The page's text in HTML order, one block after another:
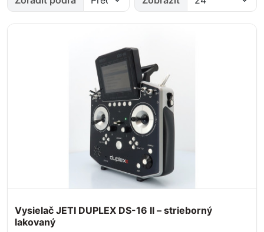
Vysielač JETI DUPLEX DS-16 II – strieborný
lakovaný